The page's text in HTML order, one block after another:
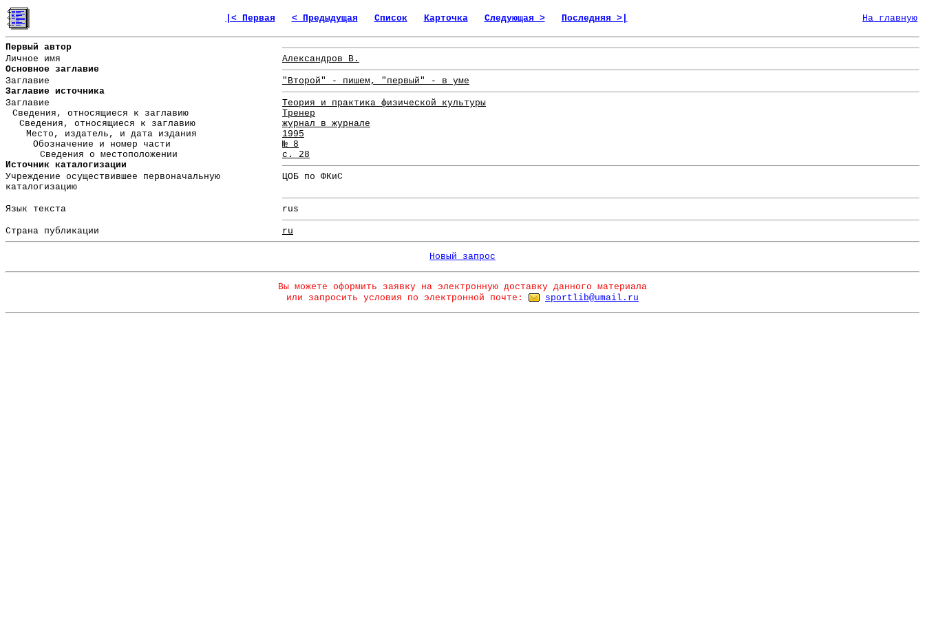
|< Первая < Предыдущая Список Карточка Следующая > Последняя >| На главную
Первый автор
Личное имя
Александров В.
Основное заглавие
Заглавие
"Второй" - пишем, "первый" - в уме
Заглавие источника
Заглавие
Теория и практика физической культуры
Сведения, относящиеся к заглавию
Тренер
Сведения, относящиеся к заглавию
журнал в журнале
Место, издатель, и дата издания
1995
Обозначение и номер части
№ 8
Сведения о местоположении
с. 28
Источник каталогизации
Учреждение осуществившее первоначальную
каталогизацию
ЦОБ по ФКиС
Язык текста rus
Страна публикации ru
Новый запрос
Вы можете оформить заявку на электронную доставку данного материала
или запросить условия по электронной почте:
sportlib@umail.ru